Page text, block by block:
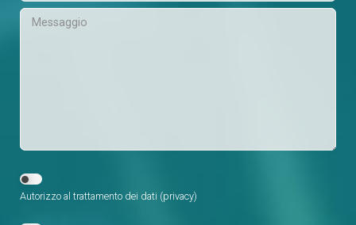
Autorizzo al trattamento dei dati (privacy)